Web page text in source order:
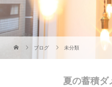
ブログ 未分類
夏の蓄積ダ